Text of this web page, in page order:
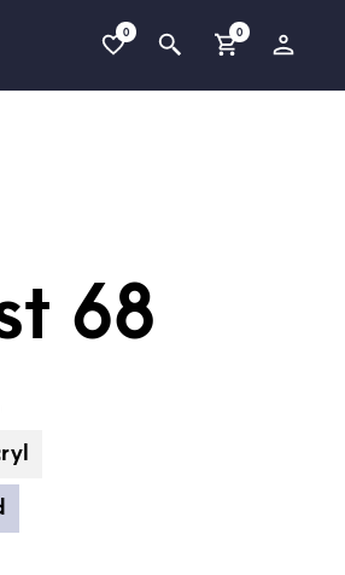
0 0
68